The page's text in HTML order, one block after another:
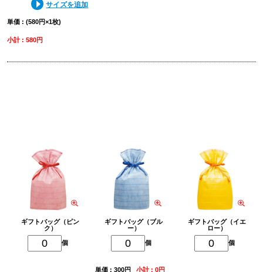
サイズを追加
単価 : (580円×1枚)
小計 : 580円
ギフトバッグ（ピン
ク）
個
ギフトバッグ（ブル
ー）
個
ギフトバッグ（イエ
ロー）
個
単価 : 300円 小計 : 0円